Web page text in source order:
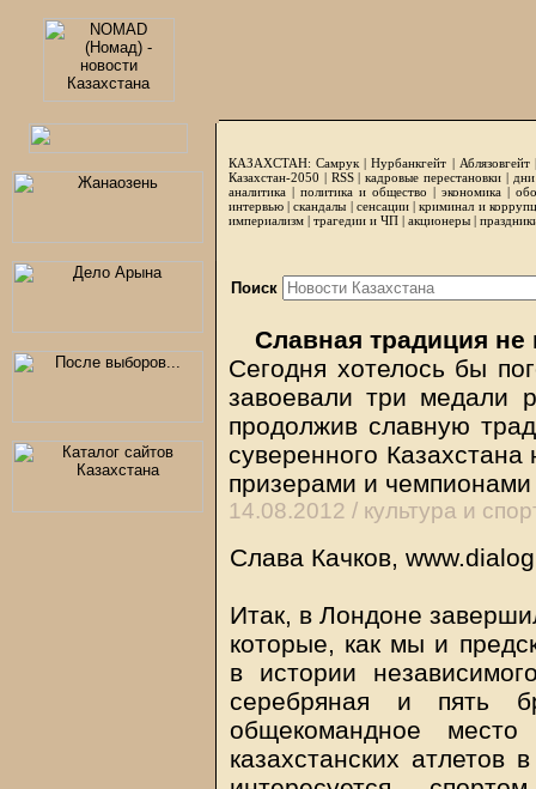
КАЗАХСТАН: Самрук |Нурбанкгейт | Аблязовгейт
Казахстан-2050 | RSS|кадровые перестановки|
аналитика | политика и общество | экономика |
интервью |скандалы | сенсации|криминал и
империализм | трагедии и ЧП | акционеры |
Поиск
Славная традиция не
Сегодня хотелось бы
завоевали три медали
продолжив славную
суверенного
призерами и чемпионами
14.08.2012 / культура и
Слава Качков,
Итак, в Лондоне
которые, как мы и
в истории
серебряная и пять
общекомандное
казахстанских атлетов